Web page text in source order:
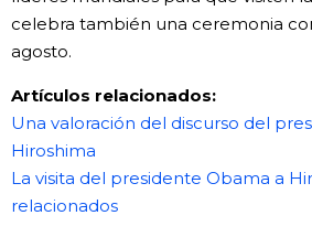
celebra también una ceremonia
agosto.
Artículos relacionados:
Una valoración del discurso del
Hiroshima
La visita del presidente Obama a
relacionados